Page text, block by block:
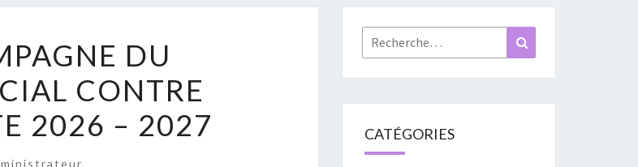
RUPTURES
DU
CONTRE
2026 – 2027
Rechercher :
CATÉGORIES